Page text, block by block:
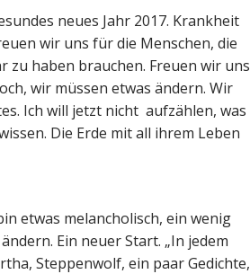
neues Jahr 2017. Krankheit
wir uns für die Menschen, die
haben brauchen. Freuen wir uns
wir müssen etwas ändern. Wir
Ich will jetzt nicht aufzählen, was
Die Erde mit all ihrem Leben
etwas melancholisch, ein wenig
Ein neuer Start. „In jedem
Steppenwolf, ein paar Gedichte,